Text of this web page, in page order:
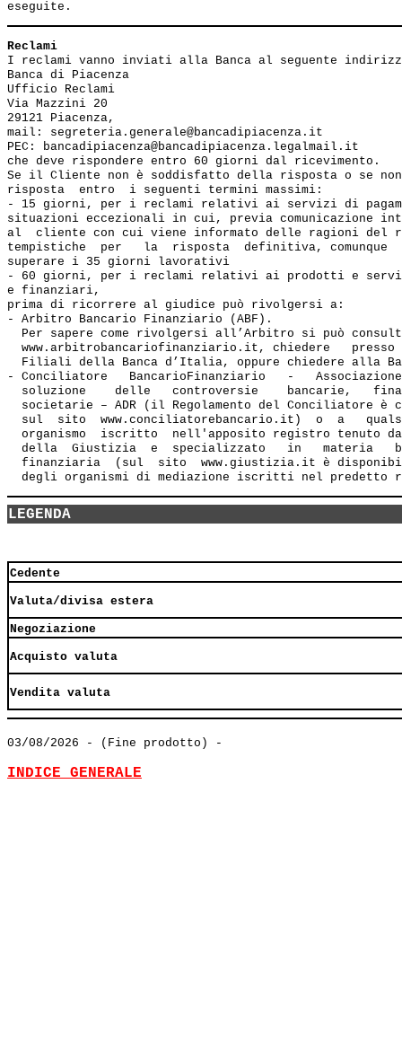
Reclami
I reclami vanno inviati alla Banca al seguente
Banca di Piacenza
Ufficio Reclami
Via Mazzini 20
29121 Piacenza,
mail: segreteria.generale@bancadipiacenza.it
PEC: bancadipiacenza@bancadipiacenza.legalmail.it
che deve rispondere entro 60 giorni dal ricevimento.
Se il Cliente non è soddisfatto della risposta o se
risposta  entro  i seguenti termini massimi:
- 15 giorni, per i reclami relativi ai servizi di
situazioni eccezionali in cui, previa comunicazione
al  cliente con cui viene informato delle ragioni del
tempistiche  per   la  risposta  definitiva, comunque
superare i 35 giorni lavorativi
- 60 giorni, per i reclami relativi ai prodotti e
e finanziari,
prima di ricorrere al giudice può rivolgersi a:
- Arbitro Bancario Finanziario (ABF).
Per sapere come rivolgersi all’Arbitro si può
www.arbitrobancariofinanziario.it, chiedere   presso
Filiali della Banca d’Italia, oppure chiedere alla
- Conciliatore   BancarioFinanziario   -
soluzione    delle   controversie    bancarie,
societarie – ADR (il Regolamento del Conciliatore è
sul  sito  www.conciliatorebancario.it)  o  a
organismo  iscritto  nell'apposito registro tenuto
della  Giustizia  e  specializzato   in   materia
finanziaria  (sul  sito  www.giustizia.it è
LEGENDA
Cedente
Valuta/divisa estera
Negoziazione
Acquisto valuta
Vendita valuta
03/08/2026 - (Fine prodotto) -
INDICE GENERALE